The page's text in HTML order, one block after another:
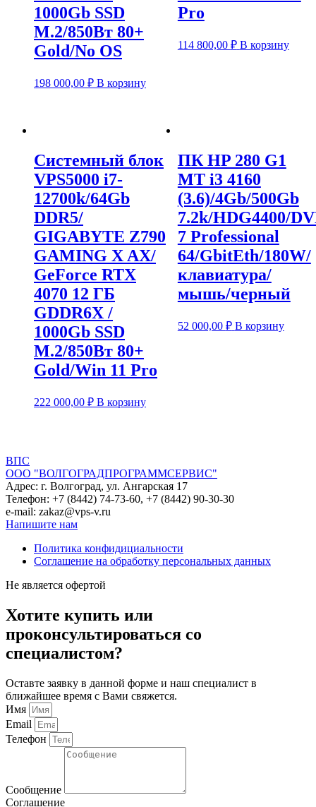
1000Gb SSD
M.2/850Вт 80+
Gold/No OS
198 000,00 ₽ В корзину
Pro
114 800,00 ₽ В корзину
Системный блок
VPS5000 i7-
12700k/64Gb
DDR5/
GIGABYTE Z790
GAMING X AX/
GeForce RTX
4070 12 ГБ
GDDR6X /
1000Gb SSD
M.2/850Вт 80+
Gold/Win 11 Pro
222 000,00 ₽ В корзину
ПК HP 280 G1
MT i3 4160
(3.6)/4Gb/500Gb
7.2k/HDG4400/
7 Professional
64/GbitEth/180W/
клавиатура/
мышь/черный
52 000,00 ₽ В корзину
ВПС
ООО "ВОЛГОГРАДПРОГРАММСЕРВИС"
Адрес: г. Волгоград, ул. Ангарская 17
Телефон: +7 (8442) 74-73-60, +7 (8442) 90-30-30
e-mail: zakaz@vps-v.ru
Напишите нам
Политика конфидициальности
Соглашение на обработку персональных данных
Не является офертой
Хотите купить или
проконсультироваться со
специалистом?
Оставте заявку в данной форме и наш специалист в
ближайшее время с Вами свяжется.
Имя
Email
Телефон
Сообщение
Соглашение